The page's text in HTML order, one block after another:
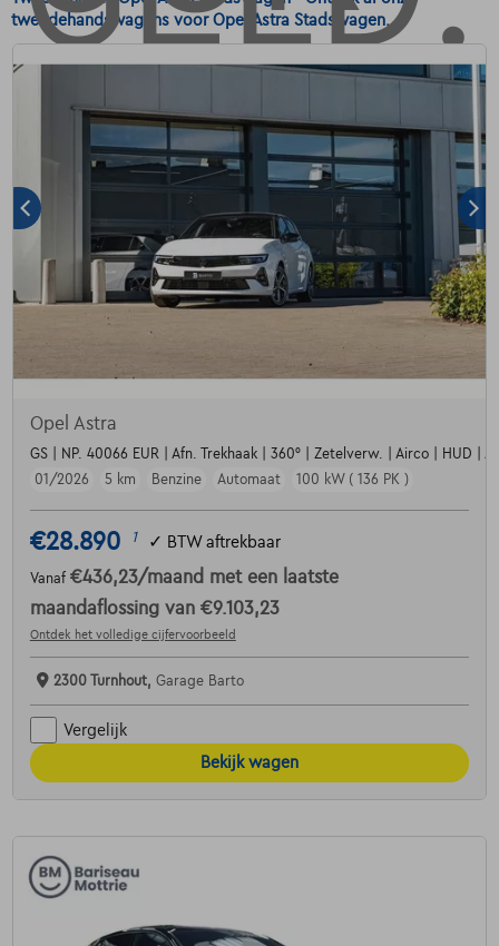
tweedehandswagens voor Opel Astra Stadswagen.
Opel Astra
GS | NP. 40066 EUR | Afn. Trekhaak | 360° | Zetelverw. | Airco | HUD |
01/2026
5 km Benzine Automaat 100 kW ( 136 PK )
€28.890 1 ✓ BTW aftrekbaar
Vanaf €436,23/maand met een laatste
maandaflossing van €9.103,23
Ontdek het volledige cijfervoorbeeld
2300 Turnhout, Garage Barto
Vergelijk
Bekijk wagen